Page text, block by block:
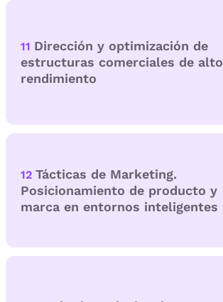
11 Dirección y optimización de
estructuras comerciales de alto
rendimiento
12 Tácticas de Marketing.
Posicionamiento de producto y
marca en entornos inteligentes